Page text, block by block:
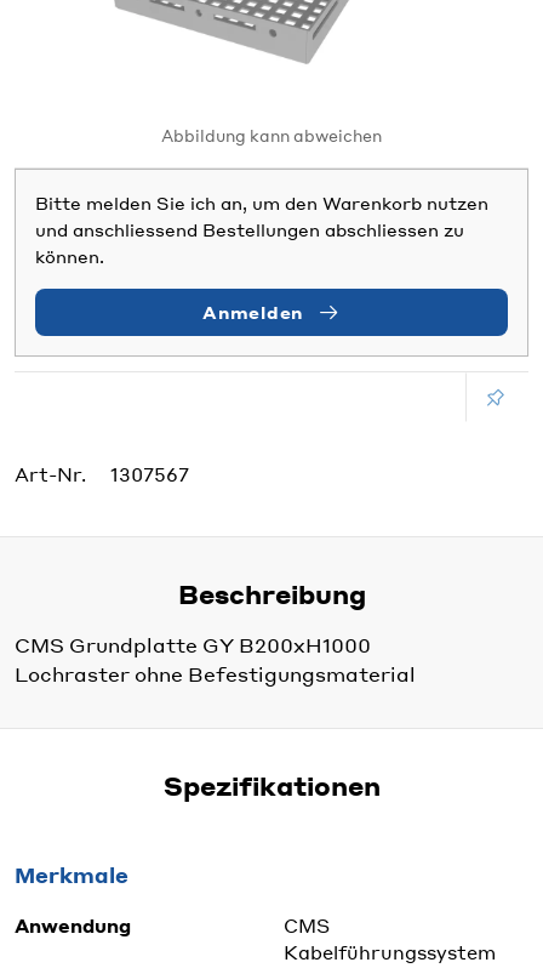
Abbildung kann abweichen
Bitte melden Sie ich an, um den Warenkorb nutzen
und anschliessend Bestellungen abschliessen zu
können.
Anmelden
Art-Nr. 1307567
Beschreibung
CMS Grundplatte GY B200xH1000
Lochraster ohne Befestigungsmaterial
Spezifikationen
Merkmale
Anwendung
CMS
Kabelführungssystem